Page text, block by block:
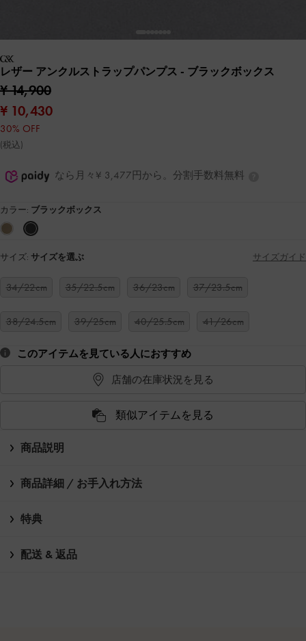
レザー アンクルストラップパンプス - ブラックボックス
¥ 14,900
¥ 10,430
30% OFF
(税込)
なら月々¥ 3,477円から。分割手数料無料
カラー: ブラックボックス
サイズ: サイズを選ぶ サイズガイド
34/22cm 35/22.5cm 36/23cm 37/23.5cm
38/24.5cm 39/25cm 40/25.5cm 41/26cm
このアイテムを見ている人におすすめ
店舗の在庫状況を見る
類似アイテムを見る
商品説明
商品詳細 / お手入れ方法
特典
配送 & 返品